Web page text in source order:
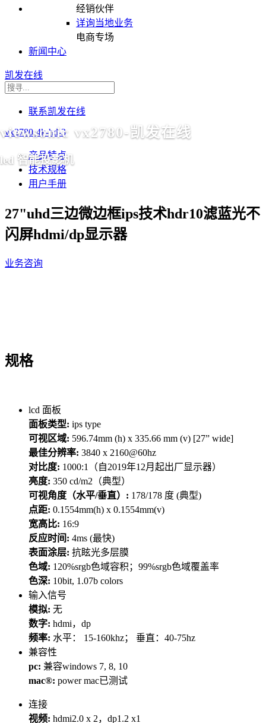
viewsonic vx2780-凯发在线
led 智能投影机
经销伙伴
详询当地业务
电商专场
新闻中心
凯发在线
联系凯发在线
vx2780-4k-hd-3
产品特点
技术规格
用户手册
27"uhd三边微边框ips技术hdr10滤蓝光不
闪屏hdmi/dp显示器
业务咨询
规格
lcd 面板
面板类型: ips type
可视区域: 596.74mm (h) x 335.66 mm (v) [27” wide]
最佳分辨率: 3840 x 2160@60hz
对比度: 1000:1（自2019年12月起出厂显示器）
亮度: 350 cd/m2（典型）
可视角度（水平/垂直）: 178/178 度 (典型)
点距: 0.1554mm(h) x 0.1554mm(v)
宽高比: 16:9
反应时间: 4ms (最快)
表面涂层: 抗眩光多层膜
色域: 120%srgb色域容积；99%srgb色域覆盖率
色深: 10bit, 1.07b colors
输入信号
模拟: 无
数字: hdmi，dp
频率: 水平： 15-160khz； 垂直：40-75hz
兼容性
pc: 兼容windows 7, 8, 10
mac®: power mac已测试
连接
视频: hdmi2.0 x 2，dp1.2 x1